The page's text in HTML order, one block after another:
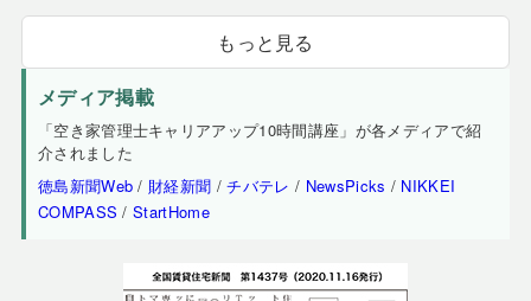
もっと見る
メディア掲載
「空き家管理士キャリアアップ10時間講座」が各メディアで紹
介されました
徳島新聞Web / 財経新聞 /チバテレ / NewsPicks / NIKKEI
COMPASS /StartHome